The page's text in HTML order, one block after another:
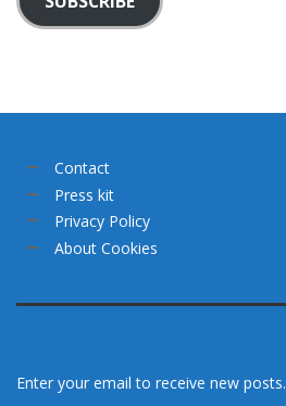
Contact
Press kit
Privacy Policy
About Cookies
Enter your email to receive new posts.